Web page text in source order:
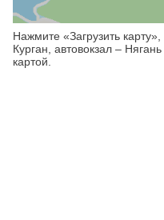
Нажмите «Загрузить
Курган, автовокзал –
картой.